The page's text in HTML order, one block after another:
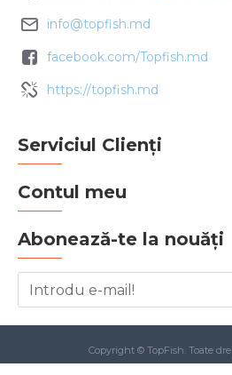
info@topfish.md
facebook.com/Topfish.md
https://topfish.md
Serviciul Clienți
Contul meu
Abonează-te la nouăți
Copyright © TopFish. Toate